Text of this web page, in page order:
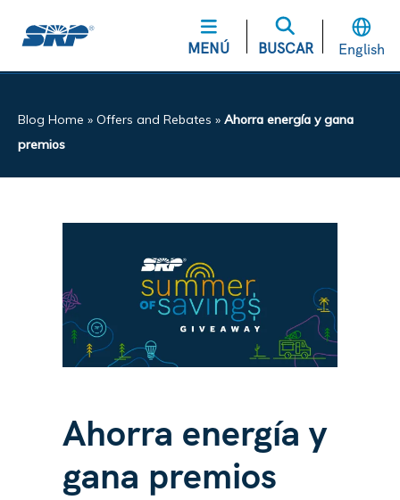
MENÚ BUSCAR English
Blog Home » Offers and Rebates » Ahorra energía y gana
premios
Ahorra energía y
gana premios